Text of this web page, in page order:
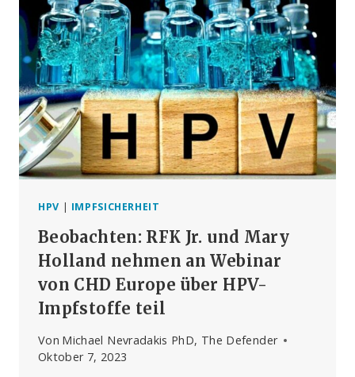
IN
FRANKREICH
NACH
EINER
HPV-
IMPFUNG
LÖST
UNTERSUCHUNG
DER
SICHERHEIT
VON
UND
KAMPAGNEN
AUS
HPV | IMPFSICHERHEIT
Beobachten: RFK Jr. und Mary
Holland nehmen an Webinar
von CHD Europe über HPV-
Impfstoffe teil
Von Michael Nevradakis PhD, The Defender
Oktober 7, 2023